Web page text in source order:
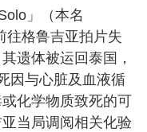
」（本名
往格鲁吉亚拍片失
遗体被运回泰国，
因与心脏及血液循
化学物质致死的可
当局调阅相关化验